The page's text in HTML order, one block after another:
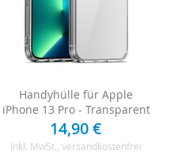
Handyhülle für Apple
iPhone 13 Pro - Transparent
14,90 €
Inkl. MwSt. , versandkostenfrei